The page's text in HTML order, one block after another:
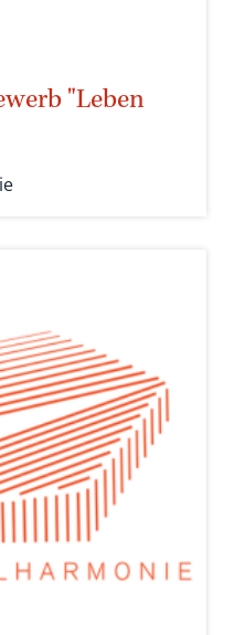
"Leben